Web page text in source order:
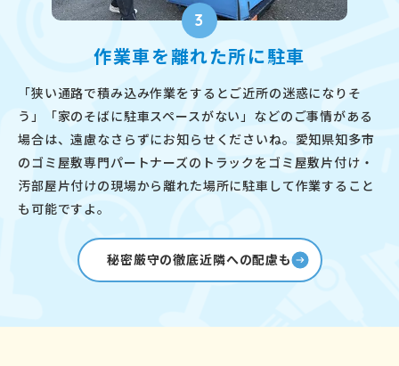
3
作業車を離れた所に駐車
「狭い通路で積み込み作業をするとご近所の迷惑になりそ
う」「家のそばに駐車スペースがない」などのご事情がある
場合は、遠慮なさらずにお知らせくださいね。愛知県知多市
のゴミ屋敷専門パートナーズのトラックをゴミ屋敷片付け・
汚部屋片付けの現場から離れた場所に駐車して作業すること
も可能ですよ。
秘密厳守の徹底近隣への配慮も